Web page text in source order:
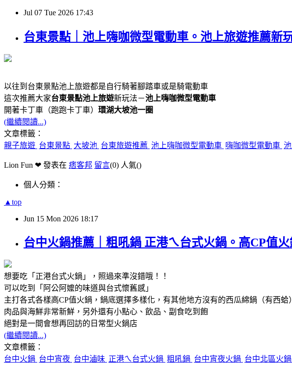
Jul 07 Tue 2026 17:43
台東景點｜池上嗨咖微型電動車。池上旅遊推薦新
以往到台東景點池上旅遊都是自行騎著腳踏車或是騎電動車
這次推薦大家台東景點池上旅遊新玩法－池上嗨咖微型電動車
開著卡丁車（跑跑卡丁車） 環湖大坡池一圈
(繼續閱讀...)
文章標籤：
親子旅遊 台東景點 大坡池 台東旅遊推薦 池上嗨咖微型電動車 嗨咖微型電動車
Lion Fun ❤ 發表在 痞客邦 留言(0) 人氣()
個人分類：
▲top
Jun 15 Mon 2026 18:17
台中火鍋推薦｜粗吼鍋 正港ㄟ台式火鍋。高CP值
想要吃「正港台式火鍋」，照過來準沒錯哦！！
可以吃到「阿公阿嬤的味道與台式懷舊感」
主打各式各樣高CP值火鍋，鍋底選擇多樣化，有其他地方沒有的西瓜綿鍋（有西蛤）
肉品與海鮮非常新鮮，另外還有小點心、飲品、副食吃到飽
絕對是一間會想再回訪的日常型火鍋店
(繼續閱讀...)
文章標籤：
台中火鍋 台中宵夜 台中滷味 正港ㄟ台式火鍋 粗吼鍋 台中宵夜火鍋 台中北區火鍋